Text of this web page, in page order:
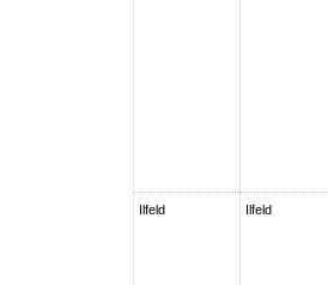
Ilfeld Ilfeld